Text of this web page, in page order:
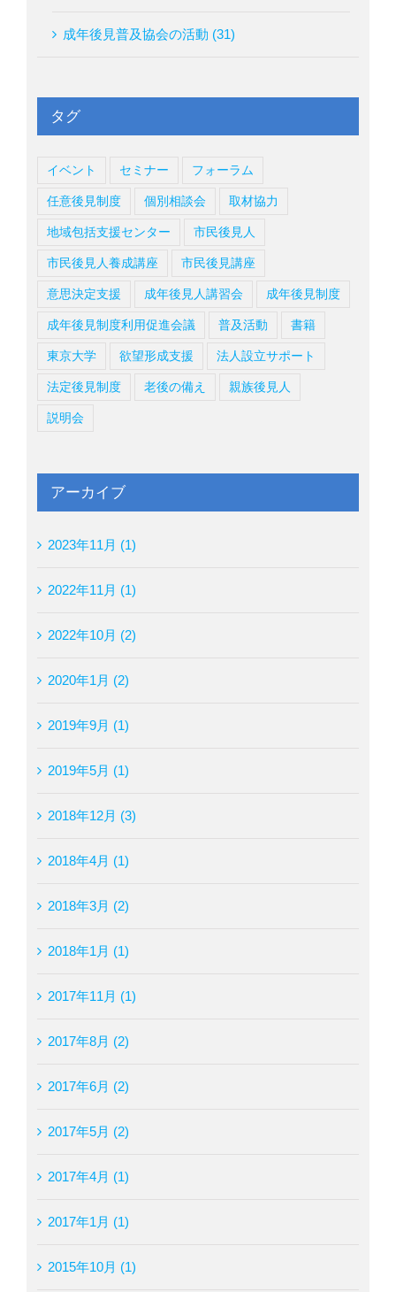
成年後見普及協会の活動 (31)
タグ
イベント セミナー フォーラム
任意後見制度 個別相談会 取材協力
地域包括支援センター 市民後見人
市民後見人養成講座 市民後見講座
意思決定支援 成年後見人講習会 成年後見制度
成年後見制度利用促進会議 普及活動 書籍
東京大学 欲望形成支援 法人設立サポート
法定後見制度 老後の備え 親族後見人
説明会
アーカイブ
2023年11月 (1)
2022年11月 (1)
2022年10月 (2)
2020年1月 (2)
2019年9月 (1)
2019年5月 (1)
2018年12月 (3)
2018年4月 (1)
2018年3月 (2)
2018年1月 (1)
2017年11月 (1)
2017年8月 (2)
2017年6月 (2)
2017年5月 (2)
2017年4月 (1)
2017年1月 (1)
2015年10月 (1)